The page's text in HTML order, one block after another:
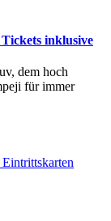
inklusive
dem hoch
für immer